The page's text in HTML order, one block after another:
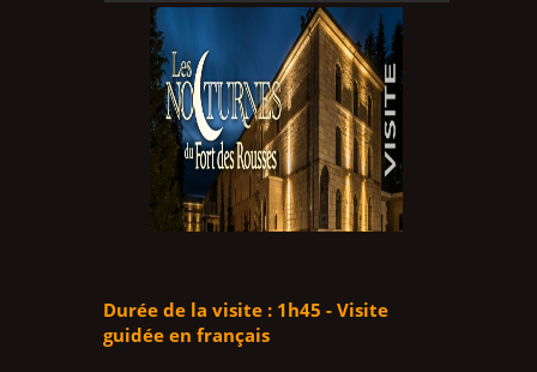
Durée de la visite : 1h45 - Visite
guidée en français